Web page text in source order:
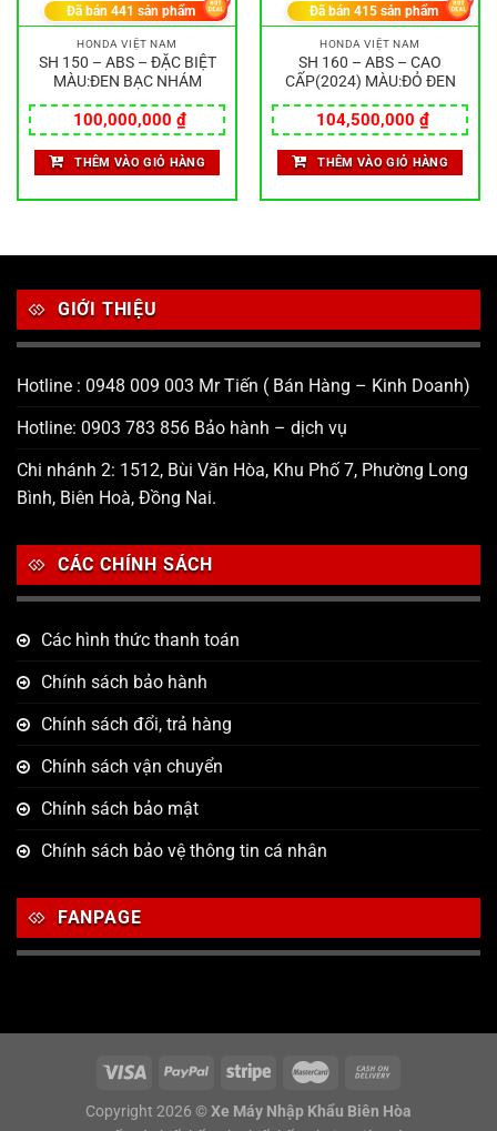
HONDA VIỆT NAM
SH 150 – ABS – ĐẶC BIỆT
MÀU:ĐEN BẠC NHÁM
100,000,000 ₫
Đã bán441 sản phẩm
THÊM VÀO GIỎ HÀNG
HONDA VIỆT NAM
SH 160 – ABS – CAO
CẤP(2024) MÀU:ĐỎ ĐEN
104,500,000 ₫
Đã bán415 sản phẩm
THÊM VÀO GIỎ HÀNG
GIỚI THIỆU
Hotline : 0948 009 003 Mr Tiến ( Bán Hàng – Kinh Doanh)
Hotline: 0903 783 856 Bảo hành – dịch vụ
Chi nhánh 2: 1512, Bùi Văn Hòa, Khu Phố 7, Phường Long
Bình, Biên Hoà, Đồng Nai.
CÁC CHÍNH SÁCH
Các hình thức thanh toán
Chính sách bảo hành
Chính sách đổi, trả hàng
Chính sách vận chuyển
Chính sách bảo mật
Chính sách bảo vệ thông tin cá nhân
FANPAGE
Copyright 2026 © Xe Máy Nhập Khẩu Biên Hòa